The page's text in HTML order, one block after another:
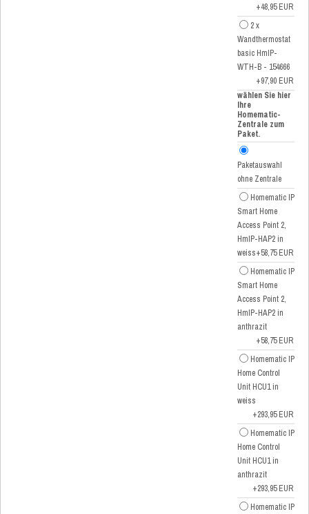
+48,95 EUR
2 x
Wandthermostat
basic HmIP-
WTH-B - 154666
+97,90 EUR
wählen Sie hier
Ihre
Homematic-
Zentrale zum
Paket.
Paketauswahl
ohne Zentrale
Homematic IP
Smart Home
Access Point 2,
HmIP-HAP2 in
weiss+58,75 EUR
Homematic IP
Smart Home
Access Point 2,
HmIP-HAP2 in
anthrazit
+58,75 EUR
Homematic IP
Home Control
Unit HCU1 in
weiss
+293,95 EUR
Homematic IP
Home Control
Unit HCU1 in
anthrazit
+293,95 EUR
Homematic IP